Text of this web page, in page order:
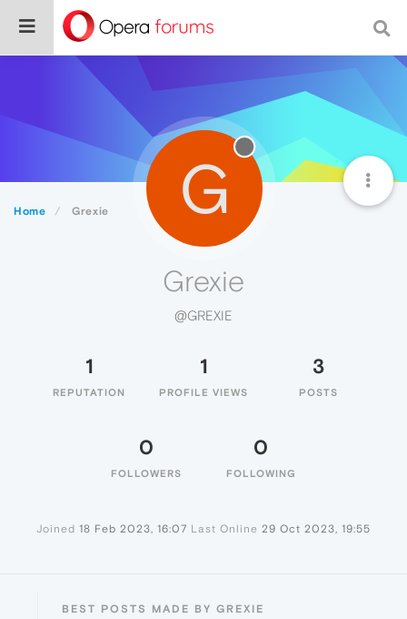
Home Grexie G
Grexie
@GREXIE
1
REPUTATION
1
PROFILE VIEWS
3
POSTS
0
FOLLOWERS
0
FOLLOWING
Joined 18 Feb 2023, 16:07 Last Online 29 Oct 2023, 19:55
BEST POSTS MADE BY GREXIE